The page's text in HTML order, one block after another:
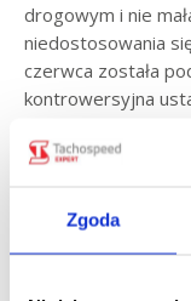
Zgoda
drogowym i nie
niedostosowania
czerwca została
kontrowersyjna
Czytaj dalej